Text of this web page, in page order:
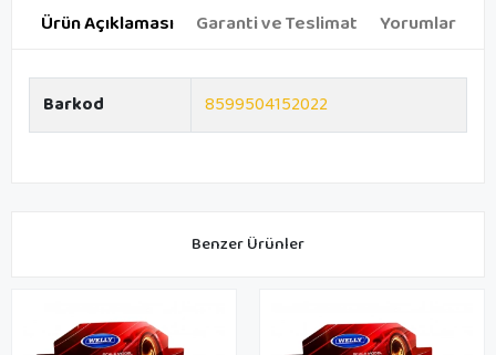
Ürün Açıklaması Garanti ve Teslimat Yorumlar
Barkod 8599504152022
Benzer Ürünler